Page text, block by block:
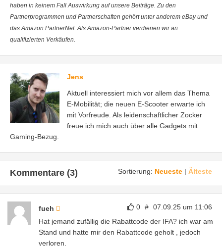
haben in keinem Fall Auswirkung auf unsere Beiträge. Zu den
Partnerprogrammen und Partnerschaften gehört unter anderem eBay und
das Amazon PartnerNet. Als Amazon-Partner verdienen wir an
qualifizierten Verkäufen.
Jens
Aktuell interessiert mich vor allem das Thema
E-Mobilität; die neuen E-Scooter erwarte ich
mit Vorfreude. Als leidenschaftlicher Zocker
freue ich mich auch über alle Gadgets mit
Gaming-Bezug.
Sortierung: Neueste | Älteste
Kommentare (3)
0 # 07.09.25 um 11:06
fueh
Hat jemand zufällig die Rabattcode der IFA? ich war am
Stand und hatte mir den Rabattcode geholt , jedoch
verloren.